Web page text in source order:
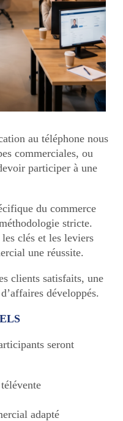
au téléphone nous
commerciales, ou
participer à une
du commerce
stricte.
clés et les leviers
une réussite.
clients satisfaits, une
développés.
seront
adapté